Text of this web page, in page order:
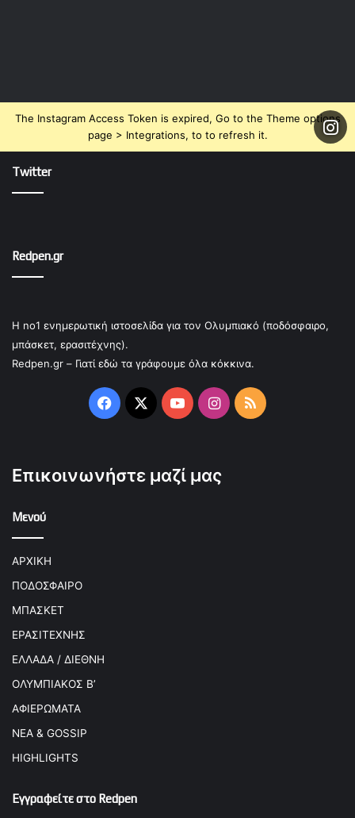
The Instagram Access Token is expired, Go to the Theme options
page > Integrations, to to refresh it.
Twitter
Redpen.gr
Η no1 ενημερωτική ιστοσελίδα για τον Ολυμπιακό (ποδόσφαιρο,
μπάσκετ, ερασιτέχνης).
Redpen.gr – Γιατί εδώ τα γράφουμε όλα κόκκινα.
Facebook
X YouTubeInstagram
RSS
Επικοινωνήστε μαζί μας
Μενού
ΑΡΧΙΚΗ
ΠΟΔΟΣΦΑΙΡΟ
ΜΠΑΣΚΕΤ
ΕΡΑΣΙΤΕΧΝΗΣ
ΕΛΛΑΔΑ / ΔΙΕΘΝΗ
ΟΛΥΜΠΙΑΚΟΣ Β’
ΑΦΙΕΡΩΜΑΤΑ
ΝΕΑ & GOSSIP
HIGHLIGHTS
Εγγραφείτε στο Redpen